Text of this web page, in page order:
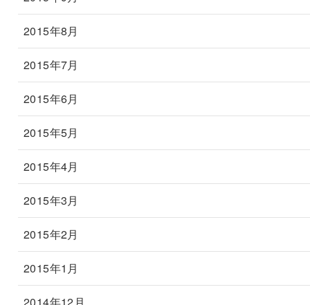
2015年8月
2015年7月
2015年6月
2015年5月
2015年4月
2015年3月
2015年2月
2015年1月